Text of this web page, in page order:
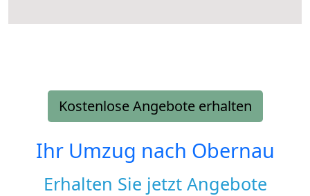
Kostenlose Angebote erhalten
Ihr Umzug nach Obernau
Erhalten Sie jetzt Angebote